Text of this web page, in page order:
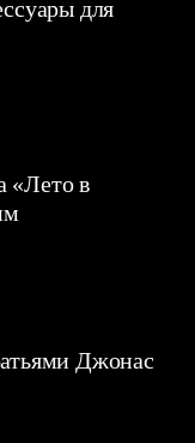
для
«Лето в
Джонас